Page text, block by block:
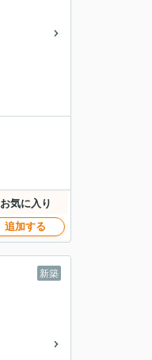
お気に入り
追加する
新築